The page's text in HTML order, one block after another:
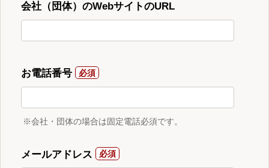
会社（団体）のWebサイトのURL
お電話番号
※会社・団体の場合は固定電話必須です。
メールアドレス